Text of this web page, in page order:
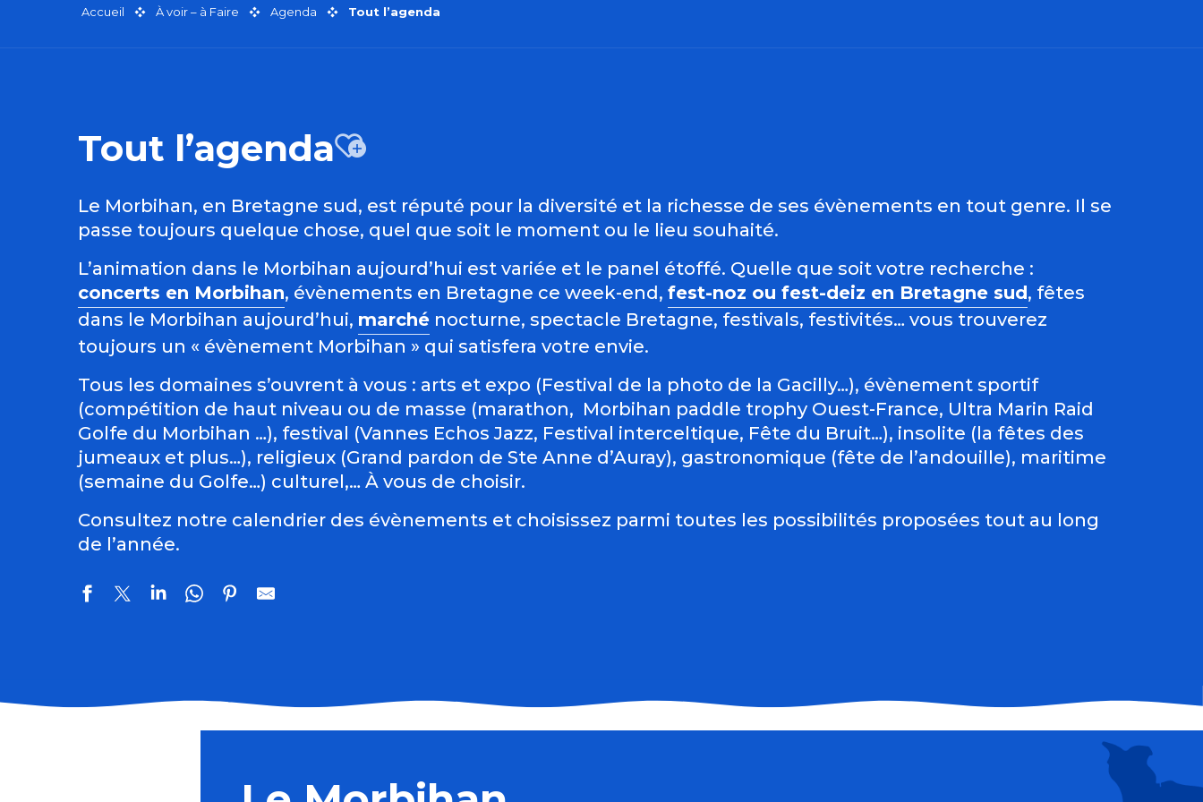
Accueil À voir – à Faire Agenda Tout l’agenda
Tout l’agendaAjouter aux favoris
Le Morbihan, en Bretagne sud, est réputé pour la diversité et la richesse de ses évènements en tout genre. Il se
passe toujours quelque chose, quel que soit le moment ou le lieu souhaité.
L’animation dans le Morbihan aujourd’hui est variée et le panel étoffé. Quelle que soit votre recherche :
concerts en Morbihan, évènements en Bretagne ce week-end, fest-noz ou fest-deiz en Bretagne sud, fêtes
dans le Morbihan aujourd’hui, marché nocturne, spectacle Bretagne, festivals, festivités… vous trouverez
toujours un « évènement Morbihan » qui satisfera votre envie.
Tous les domaines s’ouvrent à vous : arts et expo (Festival de la photo de la Gacilly…), évènement sportif
(compétition de haut niveau ou de masse (marathon, Morbihan paddle trophy Ouest-France, Ultra Marin Raid
Golfe du Morbihan …), festival (Vannes Echos Jazz, Festival interceltique, Fête du Bruit…), insolite (la fêtes des
jumeaux et plus…), religieux (Grand pardon de Ste Anne d’Auray), gastronomique (fête de l’andouille), maritime
(semaine du Golfe…) culturel,… À vous de choisir.
Consultez notre calendrier des évènements et choisissez parmi toutes les possibilités proposées tout au long
de l’année.